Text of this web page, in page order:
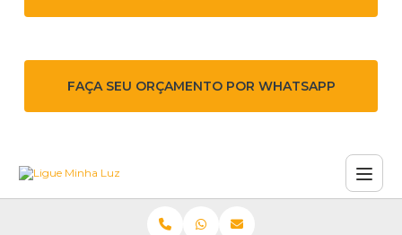
FAÇA SEU ORÇAMENTO POR WHATSAPP